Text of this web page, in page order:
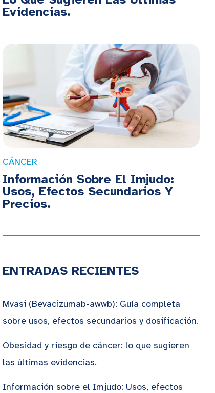
Evidencias.
CÁNCER
Información Sobre El Imjudo:
Usos, Efectos Secundarios Y
Precios.
ENTRADAS RECIENTES
Mvasi (Bevacizumab-awwb): Guía completa
sobre usos, efectos secundarios y dosificación.
Obesidad y riesgo de cáncer: lo que sugieren
las últimas evidencias.
Información sobre el Imjudo: Usos, efectos